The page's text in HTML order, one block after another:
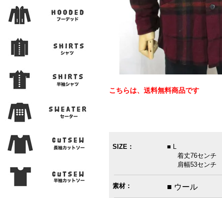
こちらは、送料無料商品です
SIZE：
■ L
着丈76センチ
肩幅53センチ
素材： ■ ウール